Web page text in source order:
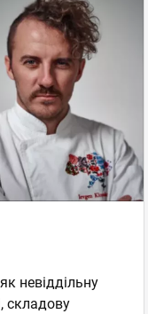
невіддільну
складову